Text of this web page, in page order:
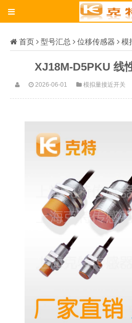
首页 型号汇总 位移传感器 模
XJ18M-D5PKU 线
2026-06-01 模拟量接近开关